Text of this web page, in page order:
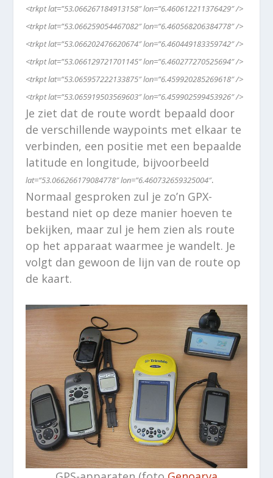
<trkpt lat=”53.066267184913158″ lon=”6.460612211376429″ />
<trkpt lat=”53.066259054467082″ lon=”6.460568206384778″ />
<trkpt lat=”53.066202476620674″ lon=”6.460449183359742″ />
<trkpt lat=”53.066129721701145″ lon=”6.460277270525694″ />
<trkpt lat=”53.065957222133875″ lon=”6.459920285269618″ />
<trkpt lat=”53.065919503569603″ lon=”6.459902599453926″ />
Je ziet dat de route wordt bepaald door
de verschillende waypoints met elkaar te
verbinden, een positie met een bepaalde
latitude en longitude, bijvoorbeeld
lat=”53.066266179084778″ lon=”6.460732659325004″.
Normaal gesproken zul je zo’n GPX-
bestand niet op deze manier hoeven te
bekijken, maar zul je hem zien als route
op het apparaat waarmee je wandelt. Je
volgt dan gewoon de lijn van de route op
de kaart.